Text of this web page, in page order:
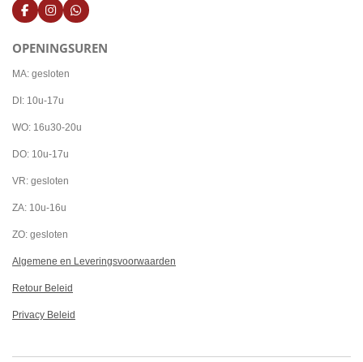
F
a
e
o
I
n
g
m
W
h
t
OPENINGSUREN
MA: gesloten
DI: 10u-17u
WO: 16u30-20u
DO: 10u-17u
VR: gesloten
ZA: 10u-16u
ZO: gesloten
Algemene en Leveringsvoorwaarden
Retour Beleid
Privacy Beleid